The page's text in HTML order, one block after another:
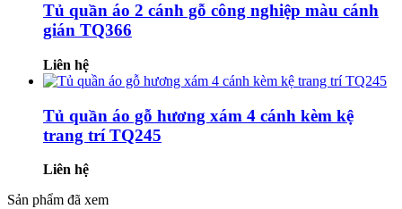
Tủ quần áo 2 cánh gỗ công nghiệp màu cánh
gián TQ366
Liên hệ
Tủ quần áo gỗ hương xám 4 cánh kèm kệ
trang trí TQ245
Liên hệ
Sản phẩm đã xem